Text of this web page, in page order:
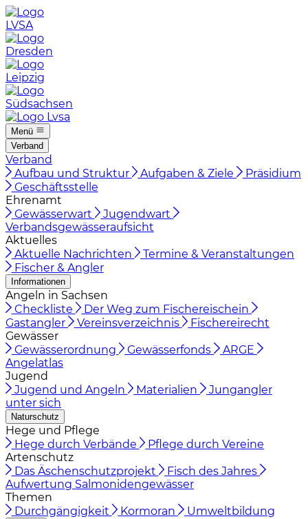
LVSA
Dresden
Leipzig
Südsachsen
Menü
Verband
Verband
Aufbau und Struktur
Aufgaben & Ziele Präsidium
Geschäftsstelle
Ehrenamt
Gewässerwart
Jugendwart
Verbandsgewässeraufsicht
Aktuelles
Aktuelle Nachrichten
Termine & Veranstaltungen
Fischer & Angler
Informationen
Angeln in Sachsen
Checkliste
Der Weg zum Fischereischein
Gastangler
Vereinsverzeichnis
Fischereirecht
Gewässer
Gewässerordnung
Gewässerfonds ARGE
Angelatlas
Jugend
Jugend und Angeln
Materialien Jungangler
unter sich
Naturschutz
Hege und Pflege
Hege durch Verbände
Pflege durch Vereine
Artenschutz
Das Äschenschutzprojekt
Fisch des Jahres
Aufwertung Salmonidengewässer
Themen
Durchgängigkeit
Kormoran Umweltbildung